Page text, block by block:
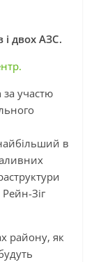
і двох АЗС.
участю
в
Рейн-Зіг
району, як